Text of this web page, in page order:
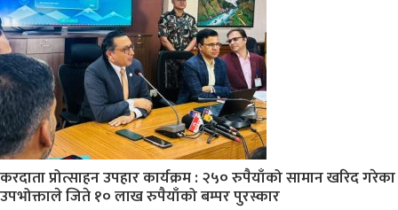
करदाता प्रोत्साहन उपहार कार्यक्रम : २५० रुपैयाँको सामान खरिद गरेका
उपभोक्ताले जिते १० लाख रुपैयाँको बम्पर पुरस्कार